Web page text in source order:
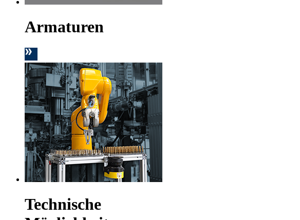
Armaturen
Technische